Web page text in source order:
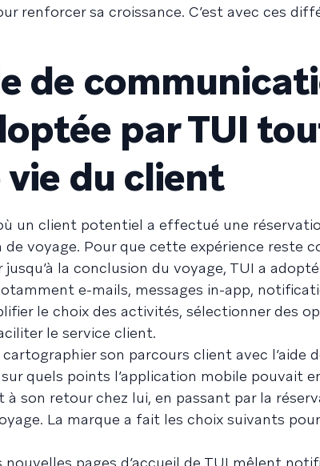
renforcer sa croissance. C’est avec ces
de
par TUI
vie du client
un client potentiel a effectué une
voyage. Pour que cette expérience reste
la conclusion du voyage, TUI a
e-mails, messages in-app,
le choix des activités, sélectionner des
le service client.
son parcours client avec l’aide
quels points l’application mobile pouvait
à son retour chez lui, en passant par la
La marque a fait les choix suivants